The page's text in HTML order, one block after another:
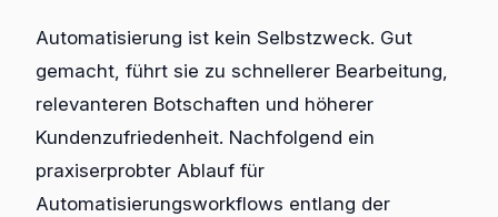
Automatisierung ist kein Selbstzweck. Gut
gemacht, führt sie zu schnellerer Bearbeitung,
relevanteren Botschaften und höherer
Kundenzufriedenheit. Nachfolgend ein
praxiserprobter Ablauf für
Automatisierungsworkflows entlang der